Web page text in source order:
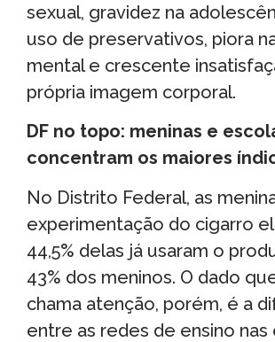
sexual, gravidez na
uso de preservativos, piora
mental e crescente
própria imagem corporal.
DF no topo: meninas e
concentram os maiores
No Distrito Federal, as
experimentação do cigarro
44,5% delas já usaram o
43% dos meninos. O dado
chama atenção, porém, é a
entre as redes de ensino nas